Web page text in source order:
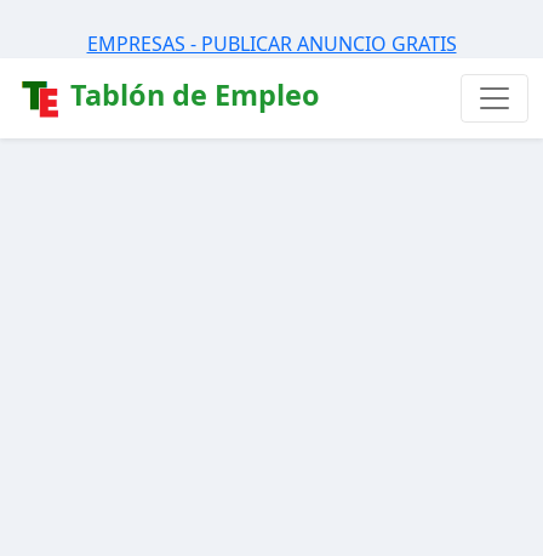
EMPRESAS - PUBLICAR ANUNCIO GRATIS
Tablón de Empleo